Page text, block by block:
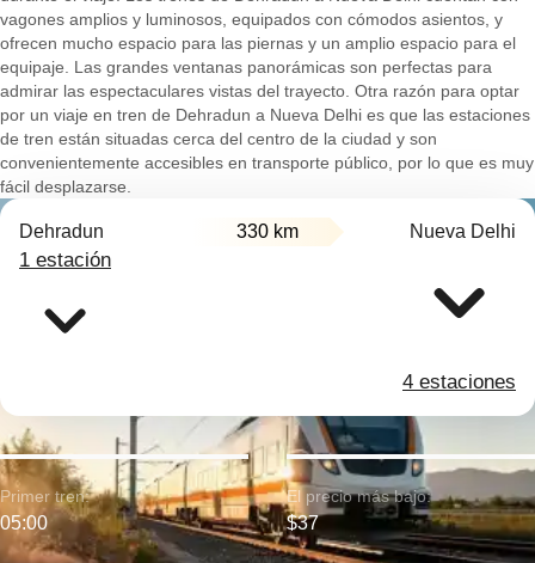
vagones amplios y luminosos, equipados con cómodos asientos, y
ofrecen mucho espacio para las piernas y un amplio espacio para el
equipaje. Las grandes ventanas panorámicas son perfectas para
admirar las espectaculares vistas del trayecto. Otra razón para optar
por un viaje en tren de Dehradun a Nueva Delhi es que las estaciones
de tren están situadas cerca del centro de la ciudad y son
convenientemente accesibles en transporte público, por lo que es muy
fácil desplazarse.
Dehradun 330 km Nueva Delhi
1 estación
4 estaciones
Primer tren:
05:00
El precio más bajo:
$37